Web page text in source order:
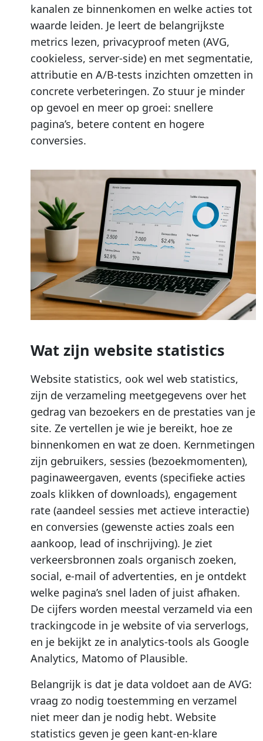
kanalen ze binnenkomen en welke acties tot
waarde leiden. Je leert de belangrijkste
metrics lezen, privacyproof meten (AVG,
cookieless, server-side) en met segmentatie,
attributie en A/B-tests inzichten omzetten in
concrete verbeteringen. Zo stuur je minder
op gevoel en meer op groei: snellere
pagina’s, betere content en hogere
conversies.
Wat zijn website statistics
Website statistics, ook wel web statistics,
zijn de verzameling meetgegevens over het
gedrag van bezoekers en de prestaties van je
site. Ze vertellen je wie je bereikt, hoe ze
binnenkomen en wat ze doen. Kernmetingen
zijn gebruikers, sessies (bezoekmomenten),
paginaweergaven, events (specifieke acties
zoals klikken of downloads), engagement
rate (aandeel sessies met actieve interactie)
en conversies (gewenste acties zoals een
aankoop, lead of inschrijving). Je ziet
verkeersbronnen zoals organisch zoeken,
social, e-mail of advertenties, en je ontdekt
welke pagina’s snel laden of juist afhaken.
De cijfers worden meestal verzameld via een
trackingcode in je website of via serverlogs,
en je bekijkt ze in analytics-tools als Google
Analytics, Matomo of Plausible.
Belangrijk is dat je data voldoet aan de AVG:
vraag zo nodig toestemming en verzamel
niet meer dan je nodig hebt. Website
statistics geven je geen kant-en-klare